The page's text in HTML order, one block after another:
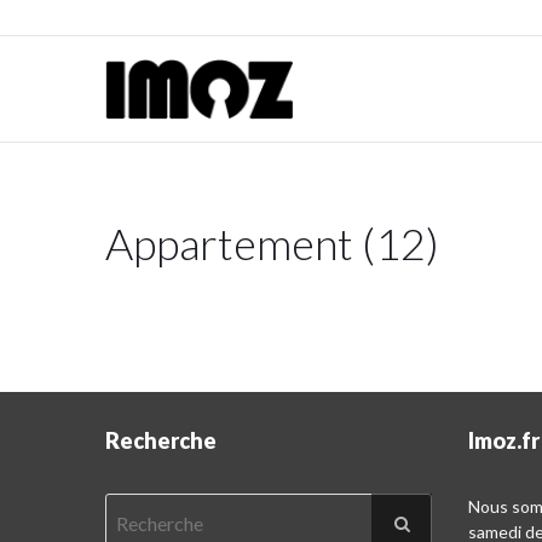
Appartement (12)
Recherche Imoz.fr
Nous
samedi